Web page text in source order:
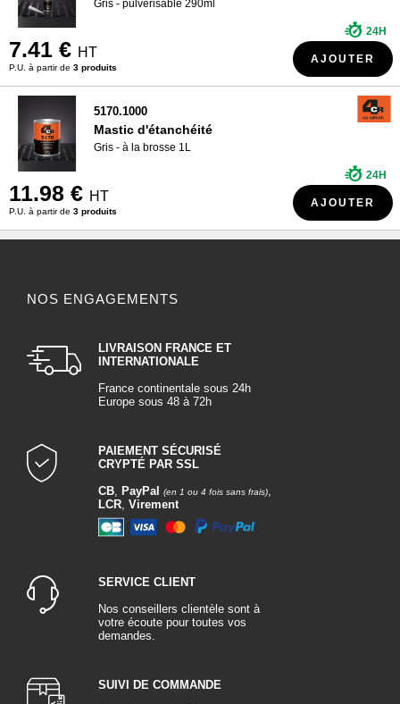
Gris - pulvérisable 290ml
7.41 € HT
P.U. à partir de 3 produits
24H
AJOUTER
5170.1000
Mastic d'étanchéité
Gris - à la brosse 1L
11.98 € HT
P.U. à partir de 3 produits
24H
AJOUTER
NOS ENGAGEMENTS
LIVRAISON FRANCE ET
INTERNATIONALE
France continentale sous 24h
Europe sous 48 à 72h
PAIEMENT SÉCURISÉ
CRYPTÉ PAR SSL
CB, PayPal (en 1 ou 4 fois sans frais),
LCR, Virement
SERVICE CLIENT
Nos conseillers clientèle sont à
votre écoute pour toutes vos
demandes.
SUIVI DE COMMANDE